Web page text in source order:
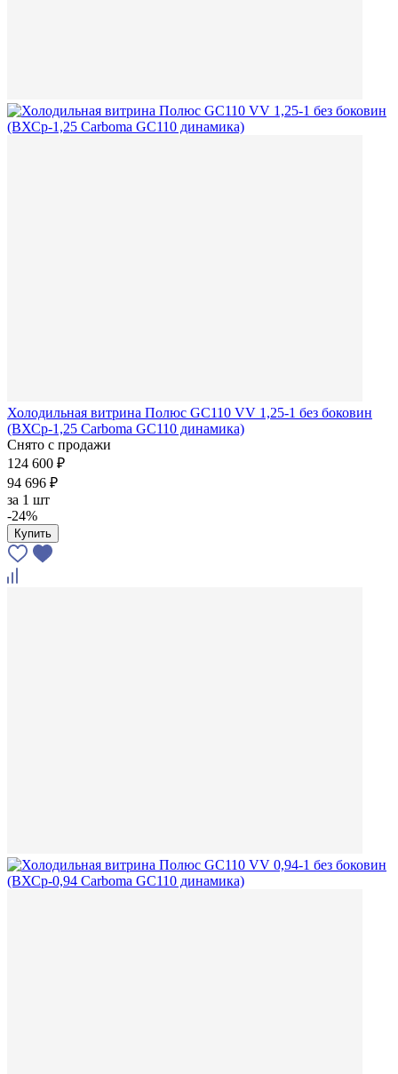
Холодильная витрина Полюс GC110 VV 1,25-1 без боковин
(ВХСр-1,25 Carboma GC110 динамика)
Снято с продажи
124 600 ₽
94 696 ₽
за 1 шт
-24%
Купить